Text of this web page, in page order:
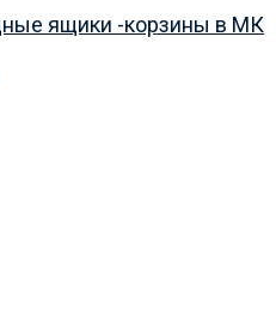
ящики -корзины в МК